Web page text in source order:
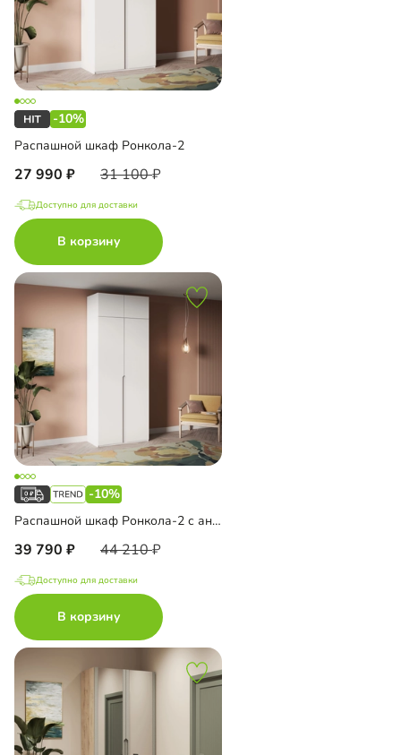
-10%
Распашной шкаф Ронкола-2
27 990 31 100
Доступно для доставки
В корзину
-10%
Распашной шкаф Ронкола-2 с антресолью
39 790 44 210
Доступно для доставки
В корзину